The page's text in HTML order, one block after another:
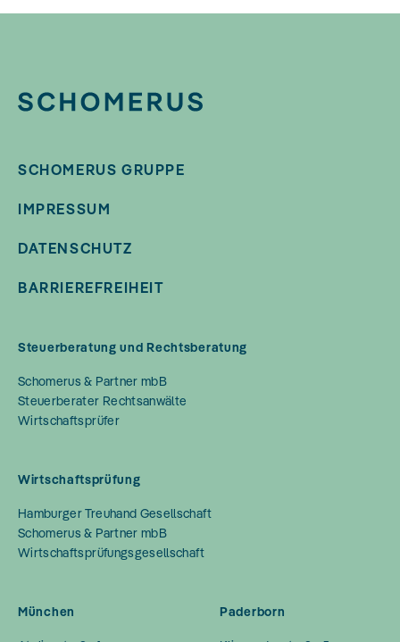
SCHOMERUS GRUPPE
IMPRESSUM
DATENSCHUTZ
BARRIEREFREIHEIT
Steuerberatung und Rechtsberatung
Schomerus & Partner mbB
Steuerberater Rechtsanwälte
Wirtschaftsprüfer
Wirtschaftsprüfung
Hamburger Treuhand Gesellschaft
Schomerus & Partner mbB
Wirtschaftsprüfungsgesellschaft
München Paderborn